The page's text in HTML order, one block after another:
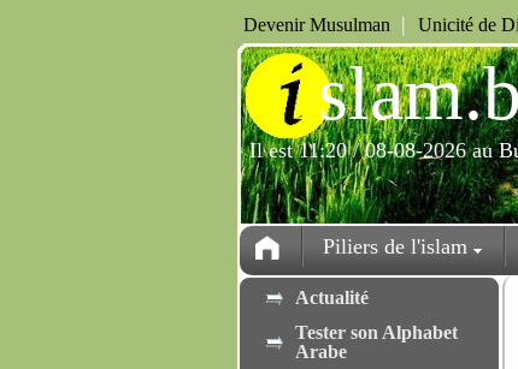
Devenir Musulman | Unicité de
i
Il est 11:20 / 08-08-2026 au
Piliers de l'islam
Actualité
Tester son Alphabet
Arabe